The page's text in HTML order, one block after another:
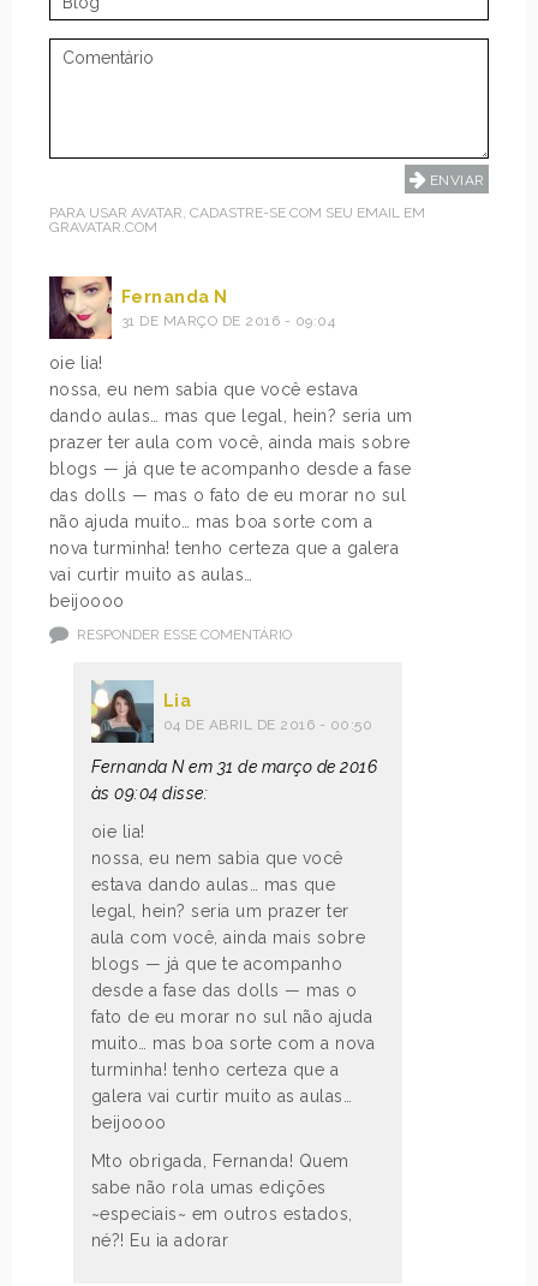
PARA USAR AVATAR, CADASTRE-SE COM SEU EMAIL EM
GRAVATAR.COM
Fernanda N
31 DE MARÇO DE 2016 - 09:04
oie lia!
nossa, eu nem sabia que você estava
dando aulas… mas que legal, hein? seria um
prazer ter aula com você, ainda mais sobre
blogs — já que te acompanho desde a fase
das dolls — mas o fato de eu morar no sul
não ajuda muito… mas boa sorte com a
nova turminha! tenho certeza que a galera
vai curtir muito as aulas…
beijoooo
RESPONDER ESSE COMENTÁRIO
Lia
04 DE ABRIL DE 2016 - 00:50
Fernanda N em 31 de março de 2016
às 09:04 disse:
oie lia!
nossa, eu nem sabia que você
estava dando aulas… mas que
legal, hein? seria um prazer ter
aula com você, ainda mais sobre
blogs — já que te acompanho
desde a fase das dolls — mas o
fato de eu morar no sul não ajuda
muito… mas boa sorte com a nova
turminha! tenho certeza que a
galera vai curtir muito as aulas…
beijoooo
Mto obrigada, Fernanda! Quem
sabe não rola umas edições
~especiais~ em outros estados,
né?! Eu ia adorar